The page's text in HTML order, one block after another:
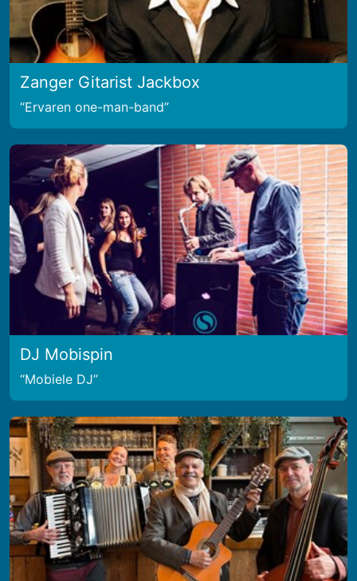
Zanger Gitarist Jackbox
Ervaren one-man-band
DJ Mobispin
Mobiele DJ